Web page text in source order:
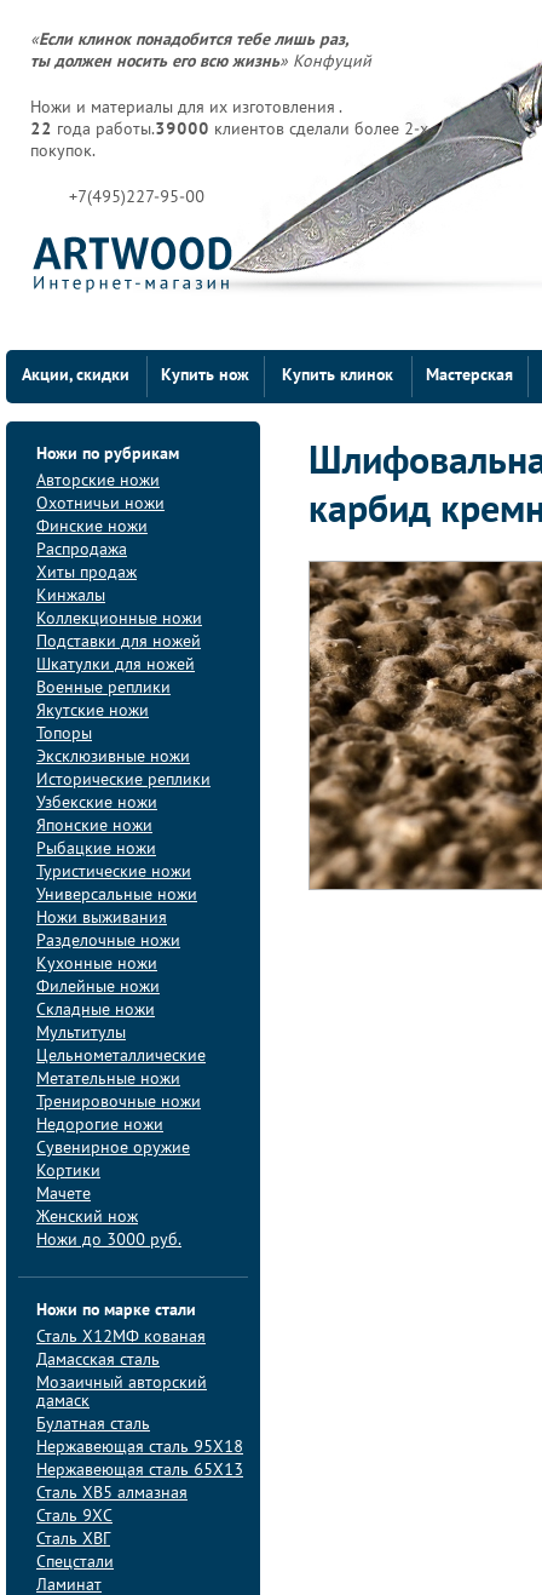
«Если клинок понадобится тебе лишь раз,
ты должен носить его всю жизнь» Конфуций
Ножи и материалы для их изготовления .
22 года работы.39000 клиентов сделали более 2-х
покупок.
+7(495)227-95-00
Акции, скидки Купить нож Купить клинок Мастерская
Ножи по рубрикам
Авторские ножи
Охотничьи ножи
Финские ножи
Распродажа
Хиты продаж
Кинжалы
Коллекционные ножи
Подставки для ножей
Шкатулки для ножей
Военные реплики
Якутские ножи
Топоры
Эксклюзивные ножи
Исторические реплики
Узбекские ножи
Японские ножи
Рыбацкие ножи
Туристические ножи
Универсальные ножи
Ножи выживания
Разделочные ножи
Кухонные ножи
Филейные ножи
Складные ножи
Мультитулы
Цельнометаллические
Метательные ножи
Тренировочные ножи
Недорогие ножи
Сувенирное оружие
Кортики
Мачете
Женский нож
Ножи до 3000 руб.
Ножи по марке стали
Сталь Х12МФ кованая
Дамасская сталь
Мозаичный авторский
дамаск
Булатная сталь
Нержавеющая сталь 95Х18
Нержавеющая сталь 65Х13
Сталь ХВ5 алмазная
Сталь 9ХС
Сталь ХВГ
Спецстали
Ламинат
карбид